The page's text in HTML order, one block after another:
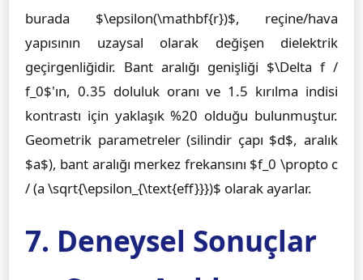
burada $\epsilon(\mathbf{r})$, reçine/hava
yapısının uzaysal olarak değişen dielektrik
geçirgenliğidir. Bant aralığı genişliği $\Delta f /
f_0$'ın, 0.35 doluluk oranı ve 1.5 kırılma indisi
kontrastı için yaklaşık %20 olduğu bulunmuştur.
Geometrik parametreler (silindir çapı $d$, aralık
$a$), bant aralığı merkez frekansını $f_0 \propto c
/ (a \sqrt{\epsilon_{\text{eff}}})$ olarak ayarlar.
7. Deneysel Sonuçlar